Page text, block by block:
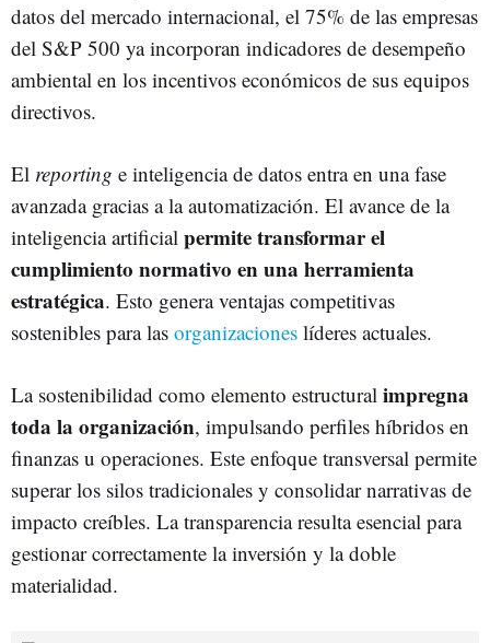
datos del mercado internacional, el 75% de las empresas
del S&P 500 ya incorporan indicadores de desempeño
ambiental en los incentivos económicos de sus equipos
directivos.
El reporting e inteligencia de datos entra en una fase
avanzada gracias a la automatización. El avance de la
inteligencia artificial permite transformar el
cumplimiento normativo en una herramienta
estratégica. Esto genera ventajas competitivas
sostenibles para las organizaciones líderes actuales.
La sostenibilidad como elemento estructural impregna
toda la organización, impulsando perfiles híbridos en
finanzas u operaciones. Este enfoque transversal permite
superar los silos tradicionales y consolidar narrativas de
impacto creíbles. La transparencia resulta esencial para
gestionar correctamente la inversión y la doble
materialidad.